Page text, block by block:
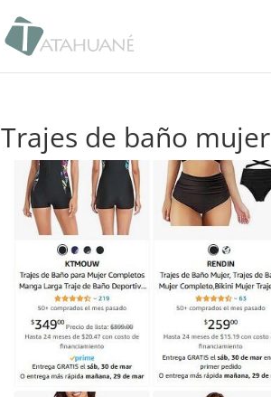
Trajes de baño mujer